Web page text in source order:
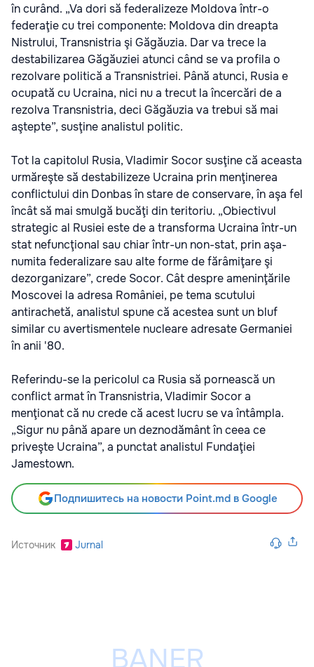
în curând. „Va dori să federalizeze Moldova într-o
federaţie cu trei componente: Moldova din dreapta
Nistrului, Transnistria şi Găgăuzia. Dar va trece la
destabilizarea Găgăuziei atunci când se va profila o
rezolvare politică a Transnistriei. Până atunci, Rusia e
ocupată cu Ucraina, nici nu a trecut la încercări de a
rezolva Transnistria, deci Găgăuzia va trebui să mai
aştepte”, susţine analistul politic.
Tot la capitolul Rusia, Vladimir Socor susţine că aceasta
urmăreşte să destabilizeze Ucraina prin menţinerea
conflictului din Donbas în stare de conservare, în aşa fel
încât să mai smulgă bucăţi din teritoriu. „Obiectivul
strategic al Rusiei este de a transforma Ucraina într-un
stat nefuncţional sau chiar într-un non-stat, prin aşa-
numita federalizare sau alte forme de fărâmiţare şi
dezorganizare”, crede Socor. Cât despre ameninţările
Moscovei la adresa României, pe tema scutului
antirachetă, analistul spune că acestea sunt un bluf
similar cu avertismentele nucleare adresate Germaniei
în anii '80.
Referindu-se la pericolul ca Rusia să pornească un
conflict armat în Transnistria, Vladimir Socor a
menţionat că nu crede că acest lucru se va întâmpla.
„Sigur nu până apare un deznodământ în ceea ce
priveşte Ucraina”, a punctat analistul Fundaţiei
Jamestown.
Подпишитесь на новости Point.md в Google
Источник Jurnal